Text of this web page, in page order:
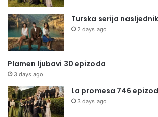
Turska serija
2 days ago
Plamen ljubavi 30 epizoda
3 days ago
La promesa 746
3 days ago